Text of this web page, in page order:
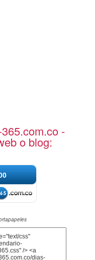
-
o blog: